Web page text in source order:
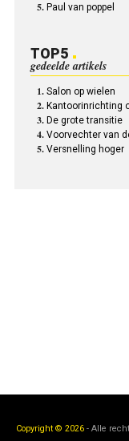
Paul van poppel
TOP5
gedeelde artikels
Salon op wielen
Kantoorinrichting
De grote transitie
Voorvechter van
Versnelling hoger
Copyright © 2026 - Alle